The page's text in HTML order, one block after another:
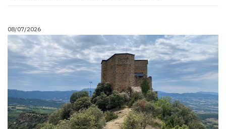
08/07/2026